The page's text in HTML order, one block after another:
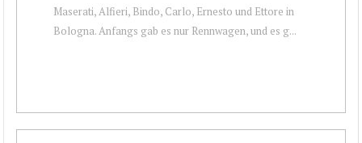
Maserati, Alfieri, Bindo, Carlo, Ernesto und Ettore in
Bologna. Anfangs gab es nur Rennwagen, und es g...